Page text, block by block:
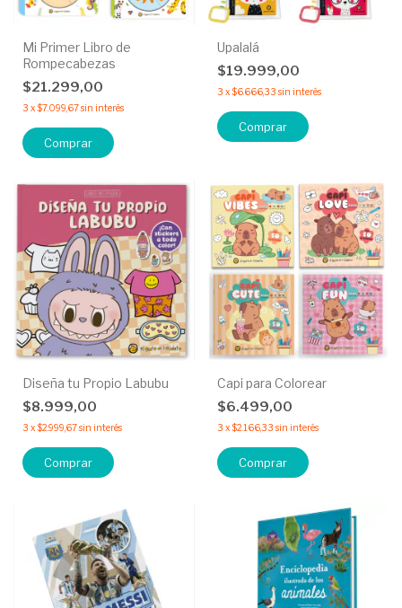
Mi Primer Libro de
Rompecabezas
$21.299,00
3 x$7.099,67sin interés
Comprar
Upalalá
$19.999,00
3 x$6.666,33 sin interés
Comprar
Diseña tu Propio Labubu
$8.999,00
3 x$2.999,67sin interés
Capi para Colorear
$6.499,00
3 x$2.166,33 sin interés
Comprar